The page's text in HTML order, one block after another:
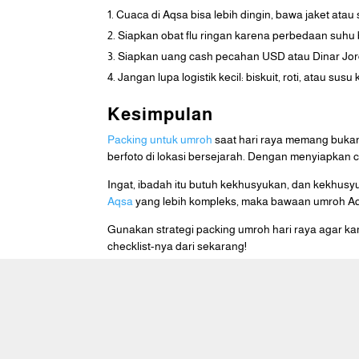
Cuaca di Aqsa bisa lebih dingin, bawa jaket atau
Siapkan obat flu ringan karena perbedaan suhu
Siapkan uang cash pecahan USD atau Dinar
Jangan lupa logistik kecil: biskuit, roti, atau
Kesimpulan
Packing untuk umroh saat hari raya memang
berfoto di lokasi bersejarah. Dengan menyiapkan
Ingat, ibadah itu butuh kekhusyukan, dan
Aqsa yang lebih kompleks, maka bawaan umroh
Gunakan strategi packing umroh hari raya agar
checklist-nya dari sekarang!